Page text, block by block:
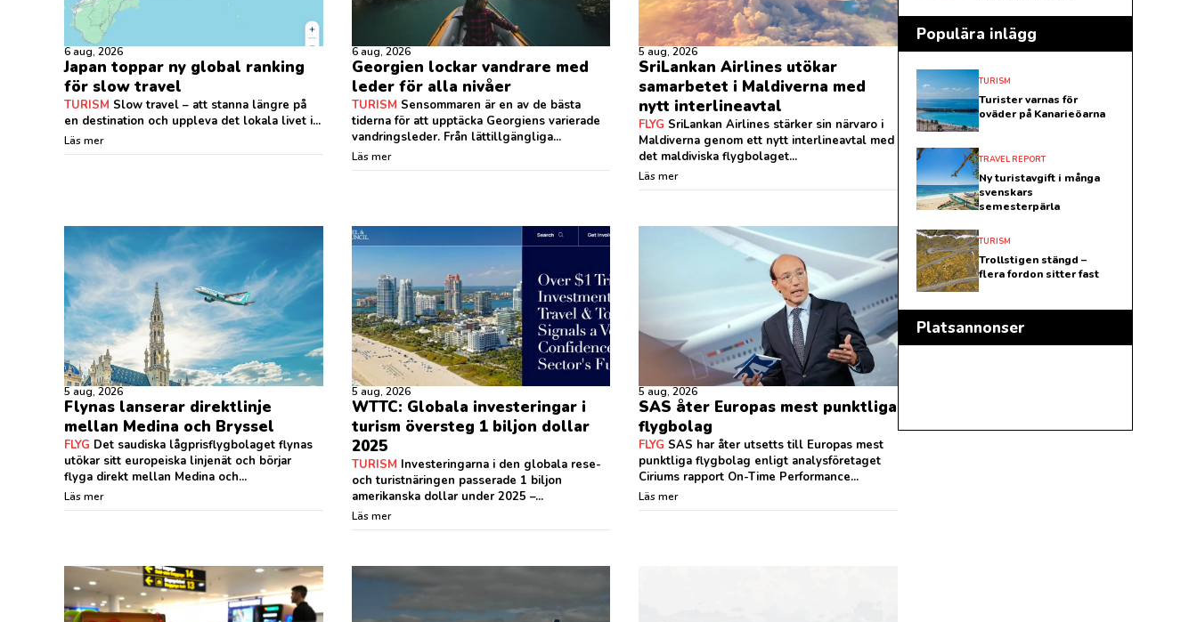
6 aug, 2026
Japan toppar ny global ranking
för slow travel
TURISM Slow travel – att stanna längre på
en destination och uppleva det lokala livet i...
Läs mer
6 aug, 2026
Georgien lockar vandrare med
leder för alla nivåer
TURISM Sensommaren är en av de bästa
tiderna för att upptäcka Georgiens varierade
vandringsleder. Från lättillgängliga...
Läs mer
5 aug, 2026
SriLankan Airlines utökar
samarbetet i Maldiverna med
nytt interlineavtal
FLYG SriLankan Airlines stärker sin närvaro i
Maldiverna genom ett nytt interlineavtal med
det maldiviska flygbolaget...
Läs mer
5 aug, 2026
Flynas lanserar direktlinje
mellan Medina och Bryssel
FLYG Det saudiska lågprisflygbolaget flynas
utökar sitt europeiska linjenät och börjar
flyga direkt mellan Medina och...
Läs mer
5 aug, 2026
WTTC: Globala investeringar i
turism översteg 1 biljon dollar
2025
TURISM Investeringarna i den globala rese-
och turistnäringen passerade 1 biljon
amerikanska dollar under 2025 –...
Läs mer
5 aug, 2026
SAS åter Europas mest punktliga
flygbolag
FLYG SAS har åter utsetts till Europas mest
punktliga flygbolag enligt analysföretaget
Ciriums rapport On-Time Performance...
Läs mer
Populära inlägg
TURISM
Turister varnas för
oväder på Kanarieöarna
TRAVEL REPORT
Ny turistavgift i många
svenskars
semesterpärla
TURISM
Trollstigen stängd –
flera fordon sitter fast
Platsannonser